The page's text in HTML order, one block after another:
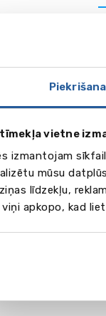
Piekrišana
vietne
izmantojam
mūsu
līdzekļu,
viņi apkopo, kad